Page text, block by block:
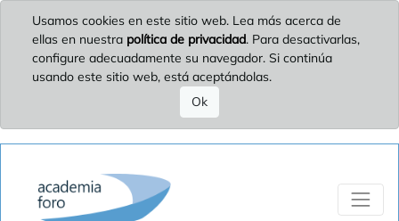
Usamos cookies en este sitio web. Lea más acerca de
ellas en nuestra política de privacidad. Para desactivarlas,
configure adecuadamente su navegador. Si continúa
usando este sitio web, está aceptándolas.
Ok